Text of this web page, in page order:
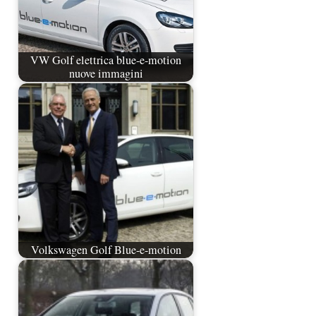
VW Golf elettrica blue-e-motion
nuove immagini
Volkswagen Golf Blue-e-motion